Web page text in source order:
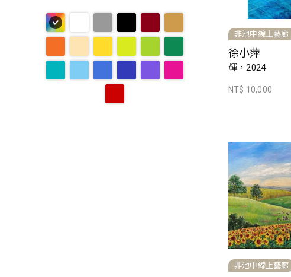
非池中線上藝廊
徐小萍
輝，2024
NT$ 10,000
非池中線上藝廊